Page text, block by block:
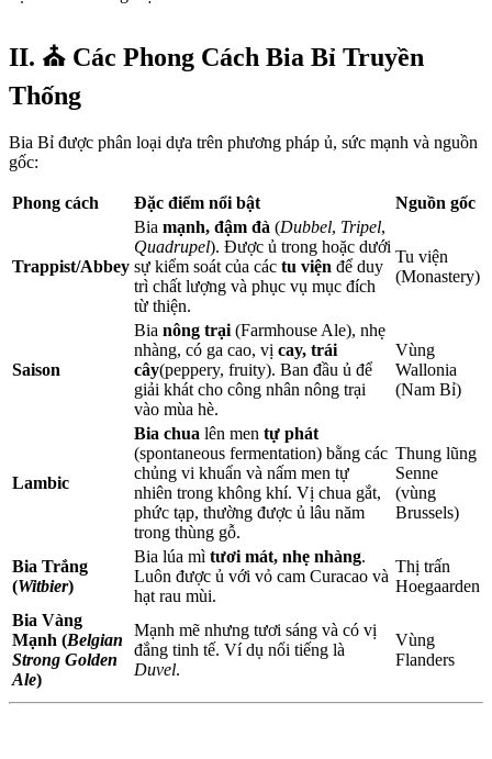
II. ⛪️ Các Phong Cách Bia Bỉ Truyền
Thống
Bia Bỉ được phân loại dựa trên phương pháp ủ, sức mạnh và nguồn
gốc:
Phong cách Đặc điểm nổi bật Nguồn gốc
Trappist/Abbey
Bia mạnh, đậm đà (Dubbel, Tripel,
Quadrupel). Được ủ trong hoặc dưới
sự kiểm soát của các tu viện để duy
trì chất lượng và phục vụ mục đích
từ thiện.
Tu viện
(Monastery)
Saison
Bia nông trại (Farmhouse Ale), nhẹ
nhàng, có ga cao, vị cay, trái
cây(peppery, fruity). Ban đầu ủ để
giải khát cho công nhân nông trại
vào mùa hè.
Vùng
Wallonia
(Nam Bỉ)
Lambic
Bia chua lên men tự phát
(spontaneous fermentation) bằng các
chủng vi khuẩn và nấm men tự
nhiên trong không khí. Vị chua gắt,
phức tạp, thường được ủ lâu năm
trong thùng gỗ.
Thung lũng
Senne
(vùng
Brussels)
Bia Trắng
(Witbier)
Bia lúa mì tươi mát, nhẹ nhàng.
Luôn được ủ với vỏ cam Curacao và
hạt rau mùi.
Thị trấn
Hoegaarden
Bia Vàng
Mạnh (Belgian
Strong Golden
Ale)
Mạnh mẽ nhưng tươi sáng và có vị
đắng tinh tế. Ví dụ nổi tiếng là
Duvel.
Vùng
Flanders